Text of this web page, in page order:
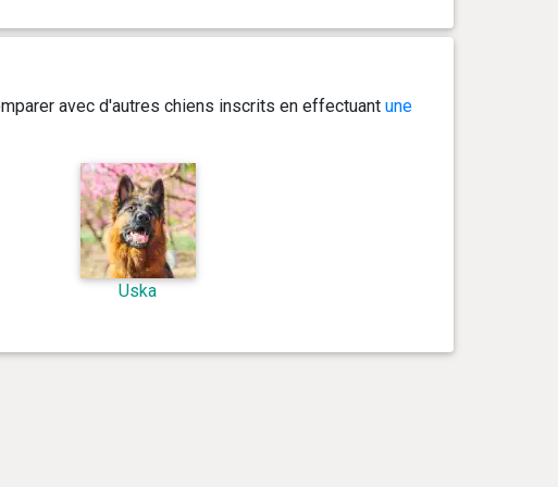
avec d'autres chiens inscrits en effectuant une
Uska